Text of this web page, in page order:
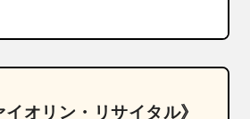
リン・リサイタル》